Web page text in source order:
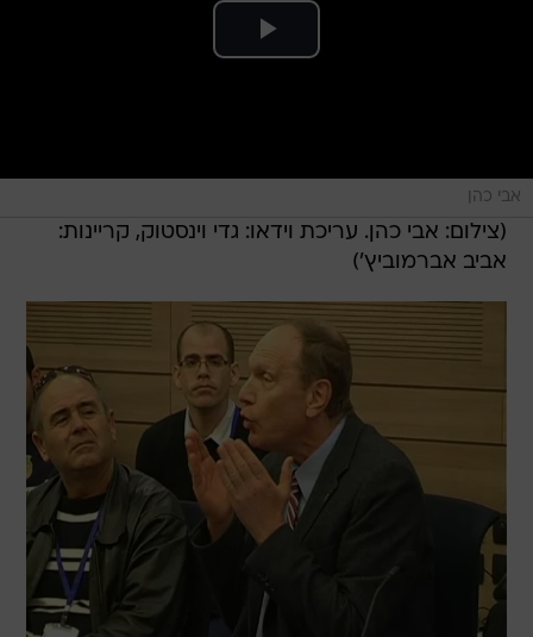
אבי כהן
(צילום: אבי כהן. עריכת וידאו: גדי וינסטוק, קריינות:
אביב אברמוביץ')